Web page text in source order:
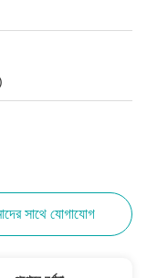
সাথে যোগাযোগ